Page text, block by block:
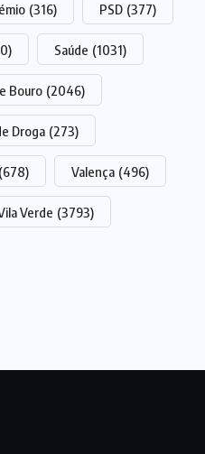
(316) PSD (377)
Saúde (1031)
Bouro (2046)
Droga (273)
(678) Valença (496)
Verde (3793)